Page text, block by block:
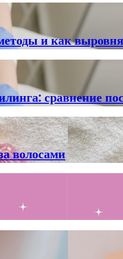
и как
сравнение
волосами